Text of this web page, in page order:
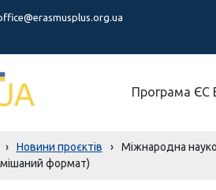
Програма ЄС
› Новини проєктів ›
Міжнародна
формат)